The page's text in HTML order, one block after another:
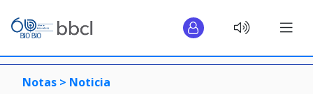
Notas > Noticia